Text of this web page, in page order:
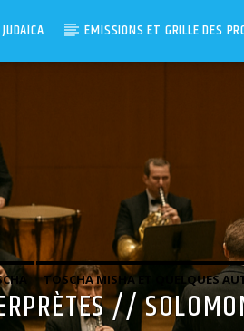
ÉMISSIONS ET GRILLE DES
TOSCHA MISHA ET QUELQUES
//